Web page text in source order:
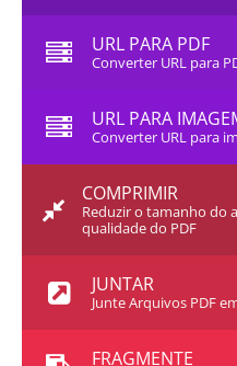
URL PARA PDF
Converter URL para
URL PARA
Converter URL para
COMPRIMIR
Reduzir o tamanho do
qualidade do PDF
JUNTAR
Junte Arquivos PDF
FRAGMENTE